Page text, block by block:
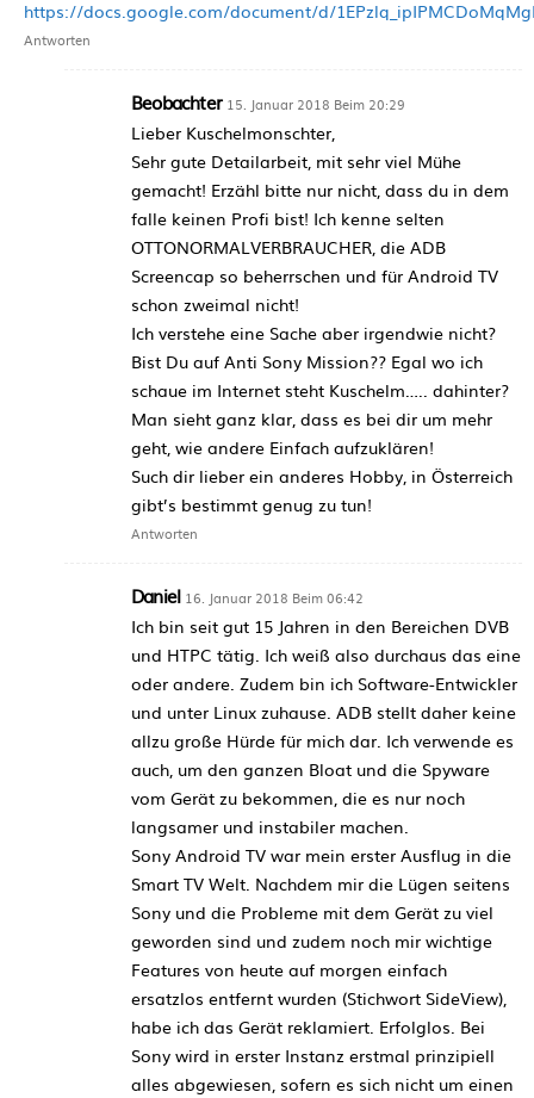
https://docs.google.com/document/d/
Antworten
Beobachter 15. Januar 2018 Beim 20:29
Lieber Kuschelmonschter,
Sehr gute Detailarbeit, mit sehr viel Mühe
gemacht! Erzähl bitte nur nicht, dass du in dem
falle keinen Profi bist! Ich kenne selten
OTTONORMALVERBRAUCHER, die ADB
Screencap so beherrschen und für Android TV
schon zweimal nicht!
Ich verstehe eine Sache aber irgendwie nicht?
Bist Du auf Anti Sony Mission?? Egal wo ich
schaue im Internet steht Kuschelm….. dahinter?
Man sieht ganz klar, dass es bei dir um mehr
geht, wie andere Einfach aufzuklären!
Such dir lieber ein anderes Hobby, in Österreich
gibt’s bestimmt genug zu tun!
Antworten
Daniel 16. Januar 2018 Beim 06:42
Ich bin seit gut 15 Jahren in den Bereichen DVB
und HTPC tätig. Ich weiß also durchaus das eine
oder andere. Zudem bin ich Software-Entwickler
und unter Linux zuhause. ADB stellt daher keine
allzu große Hürde für mich dar. Ich verwende es
auch, um den ganzen Bloat und die Spyware
vom Gerät zu bekommen, die es nur noch
langsamer und instabiler machen.
Sony Android TV war mein erster Ausflug in die
Smart TV Welt. Nachdem mir die Lügen seitens
Sony und die Probleme mit dem Gerät zu viel
geworden sind und zudem noch mir wichtige
Features von heute auf morgen einfach
ersatzlos entfernt wurden (Stichwort SideView),
habe ich das Gerät reklamiert. Erfolglos. Bei
Sony wird in erster Instanz erstmal prinzipiell
alles abgewiesen, sofern es sich nicht um einen